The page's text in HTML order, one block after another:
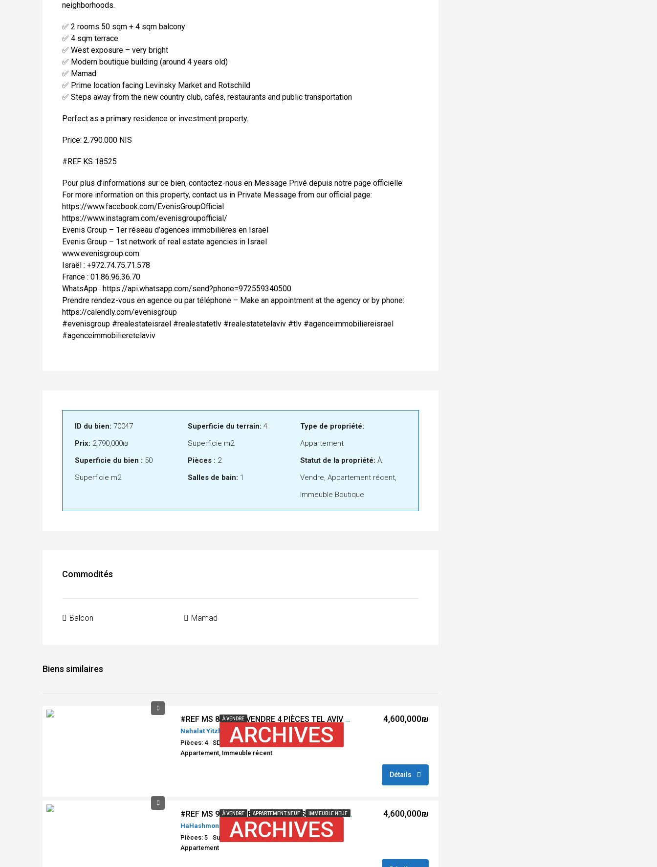
neighborhoods.
✅ 2 rooms 50 sqm + 4 sqm balcony
✅ 4 sqm terrace
✅ West exposure – very bright
✅ Modern boutique building (around 4 years old)
✅ Mamad
✅ Prime location facing Levinsky Market and Rotschild
✅ Steps away from the new country club, cafés, restaurants and public transportation
Perfect as a primary residence or investment property.
Price: 2.790.000 NIS
#REF KS 18525
Pour plus d’informations sur ce bien, contactez-nous en Message Privé depuis notre page officielle
For more information on this property, contact us in Private Message from our official page:
https://www.facebook.com/EvenisGroupOfficial
https://www.instagram.com/evenisgroupofficial/
Evenis Group – 1er réseau d’agences immobilières en Israël
Evenis Group – 1st network of real estate agencies in Israel
www.evenisgroup.com
Israël : +972.74.75.71.578
France : 01.86.96.36.70
WhatsApp : https://api.whatsapp.com/send?phone=972559340500
Prendre rendez-vous en agence ou par téléphone – Make an appointment at the agency or by phone:
https://calendly.com/evenisgroup
#evenisgroup #realestateisrael #realestatetlv #realestatetelaviv #tlv #agenceimmobiliereisrael
#agenceimmobilieretelaviv
ID du bien: 70047
Prix: 2,790,000₪
Superficie du bien : 50
Superficie m2
Superficie du terrain: 4
Superficie m2
Pièces : 2
Salles de bain: 1
Type de propriété:
Appartement
Statut de la propriété: À
Vendre, Appartement récent,
Immeuble Boutique
Commodités
Balcon Mamad
Biens similaires
À VENDRE
ARCHIVES
#REF MS 892 ** A VENDRE 4 PIÈCES TEL AVIV TOWER – NAHALAT YITZHAK TEL AVIV ***
Nahalat Yitzhak, Tel Aviv-Yafo, Israël
Pièces: 4
SDB: 2
Superficie m2: 124
Appartement, Immeuble récent
4,600,000₪
Détails
À VENDRE APPARTEMENT NEUF IMMEUBLE NEUF
ARCHIVES
#REF MS 986 * A VENDRE 5 PIÈCES -PROJET GINDI – TEL AVIV **
HaHashmonaim St 100, Tel Aviv-Yafo, Israël
Pièces: 5
Superficie m2: 101
Appartement
4,600,000₪